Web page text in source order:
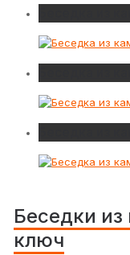
Беседки
ключ